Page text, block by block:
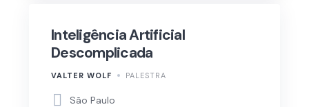
Inteligência Artificial
Descomplicada
VALTER WOLF PALESTRA
São Paulo